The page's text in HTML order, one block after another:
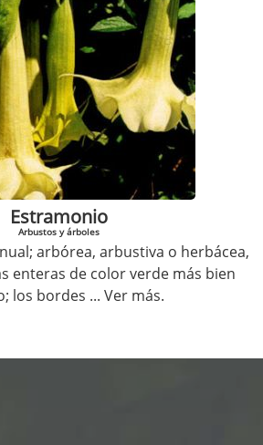
Estramonio
Arbustos y árboles
arbórea, arbustiva o herbácea,
enteras de color verde más bien
los bordes ... Ver más.